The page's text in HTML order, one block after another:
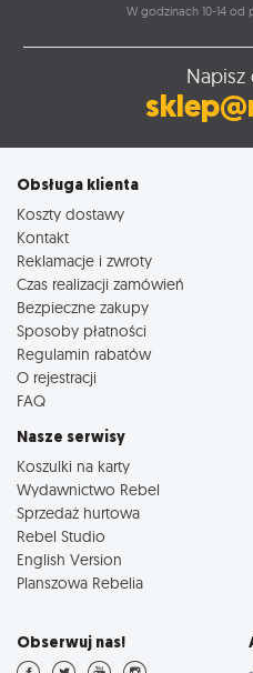
W godzinach 10-14 od
Napisz
Obsługa klienta
Koszty dostawy
Kontakt
Reklamacje i zwroty
Czas realizacji zamówień
Bezpieczne zakupy
Sposoby płatności
Regulamin rabatów
O rejestracji
FAQ
Nasze serwisy
Koszulki na karty
Wydawnictwo Rebel
Sprzedaż hurtowa
Rebel Studio
English Version
Planszowa Rebelia
Obserwuj nas!